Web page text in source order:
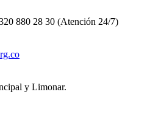
880 28 30 (Atención 24/7)
y Limonar.